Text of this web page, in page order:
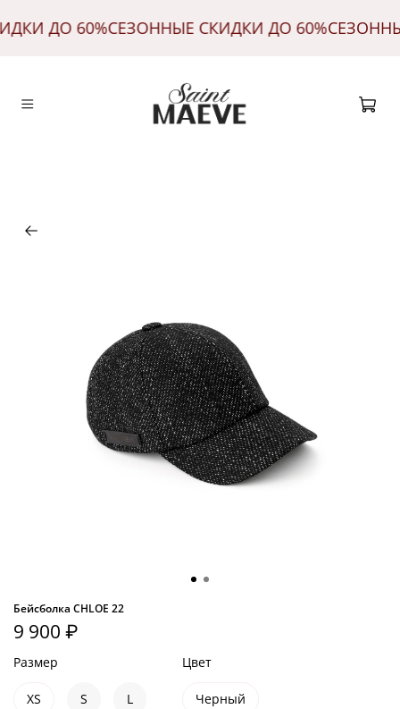
ДО 60%СЕЗОННЫЕ СКИДКИ ДО 60%
Бейсболка CHLOE 22
9 900 ₽
Размер
XS S L
Цвет
Черный